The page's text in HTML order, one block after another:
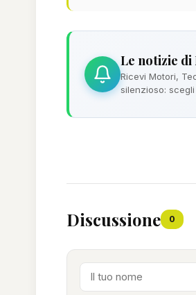
Le notizie di
Ricevi Motori,
silenzioso:
Discussione 0